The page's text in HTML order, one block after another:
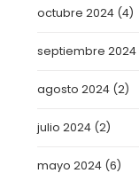
octubre 2024 (4)
septiembre 2024
agosto 2024 (2)
julio 2024 (2)
mayo 2024 (6)